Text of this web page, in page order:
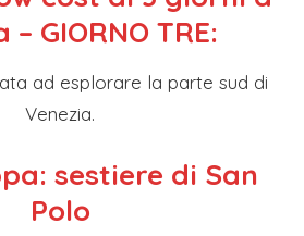
– GIORNO TRE:
ad esplorare la parte sud di
Venezia.
sestiere di San
Polo